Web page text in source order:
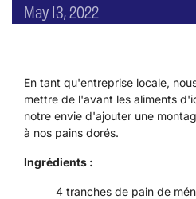
May 13, 2022
En tant qu'entreprise locale,
mettre de l'avant les aliments
notre envie d'ajouter une
à nos pains dorés.
Ingrédients :
4 tranches de pain de